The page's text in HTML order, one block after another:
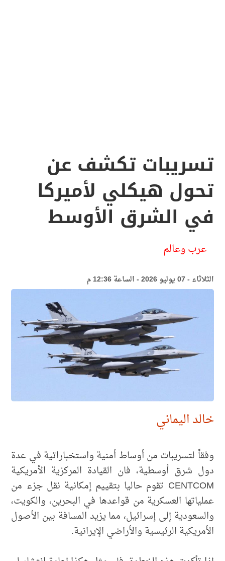
تسريبات تكشف عن
تحول هيكلي لأميركا
في الشرق الأوسط
عرب وعالم
الثلاثاء - 07 يوليو 2026 - الساعة 12:36 م
خالد اليماني
وفقاً لتسريبات من أوساط أمنية واستخباراتية في عدة
دول شرق أوسطية، فان القيادة المركزية الأمريكية
CENTCOM تقوم حاليا بتقييم إمكانية نقل جزء من
عملياتها العسكرية من قواعدها في البحرين، والكويت،
والسعودية إلى إسرائيل، مما يزيد المسافة بين الأصول
الأمريكية الرئيسية والأراضي الإيرانية.